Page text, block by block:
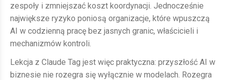
zespoły i zmniejszać koszt koordynacji. Jednocześnie
największe ryzyko poniosą organizacje, które wpuszczą
AI w codzienną pracę bez jasnych granic, właścicieli i
mechanizmów kontroli.
Lekcja z Claude Tag jest więc praktyczna: przyszłość AI w
biznesie nie rozegra się wyłącznie w modelach. Rozegra